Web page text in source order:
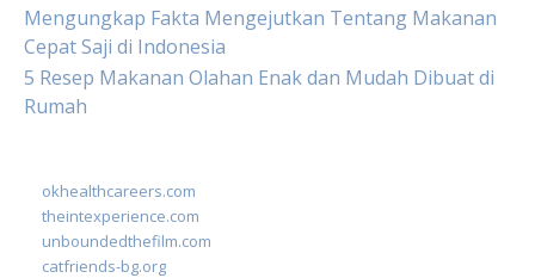
Mengungkap Fakta Mengejutkan Tentang Makanan
Cepat Saji di Indonesia
5 Resep Makanan Olahan Enak dan Mudah Dibuat di
Rumah
okhealthcareers.com
theintexperience.com
unboundedthefilm.com
catfriends-bg.org